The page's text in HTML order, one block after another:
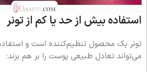
استفاده بیش از حد یا کم از تونر
تونر یک محصول تنظیم‌کننده است و
می‌تواند تعادل طبیعی پوست را بر هم بزند: